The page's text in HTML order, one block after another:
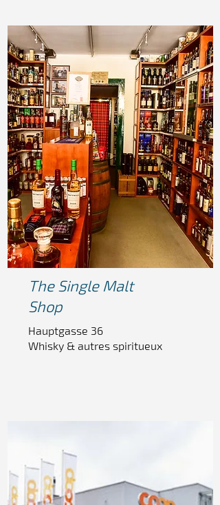
The Single Malt
Shop
Hauptgasse 36
Whisky & autres spiritueux